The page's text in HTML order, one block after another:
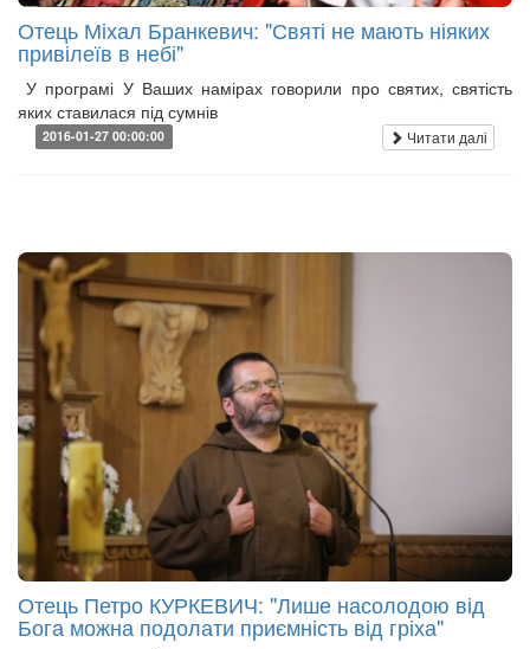
Отець Міхал Бранкевич: "Святі не мають ніяких
привілеїв в небі"
У програмі У Ваших намірах говорили про святих, святість
яких ставилася під сумнів
2016-01-27 00:00:00 Читати далі
Отець Петро КУРКЕВИЧ: "Лише насолодою від
Бога можна подолати приємність від гріха"